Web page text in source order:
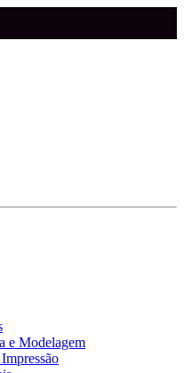
e Modelagem